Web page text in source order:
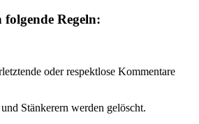
Regeln:
oder respektlose Kommentare
Stänkerern werden gelöscht.